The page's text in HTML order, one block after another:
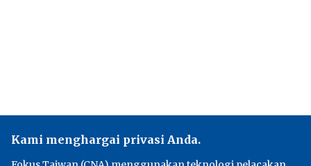
Kami menghargai privasi Anda.